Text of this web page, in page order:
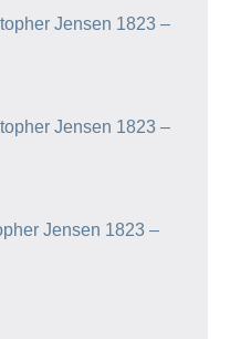
Jensen 1823 –
Jensen 1823 –
Jensen 1823 –